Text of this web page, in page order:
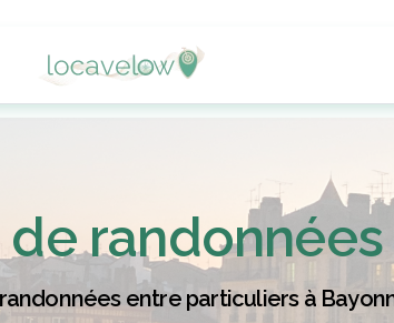
randonnées
entre particuliers à